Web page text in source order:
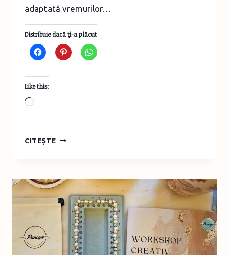
adaptată vremurilor…
Distribuie dacă ţi-a plăcut
Like this:
Loading…
CITEȘTEALBĂ
POVESTE
CLASICĂ
ÎNTR-
O
REINTERPRETARE
MODERNĂ